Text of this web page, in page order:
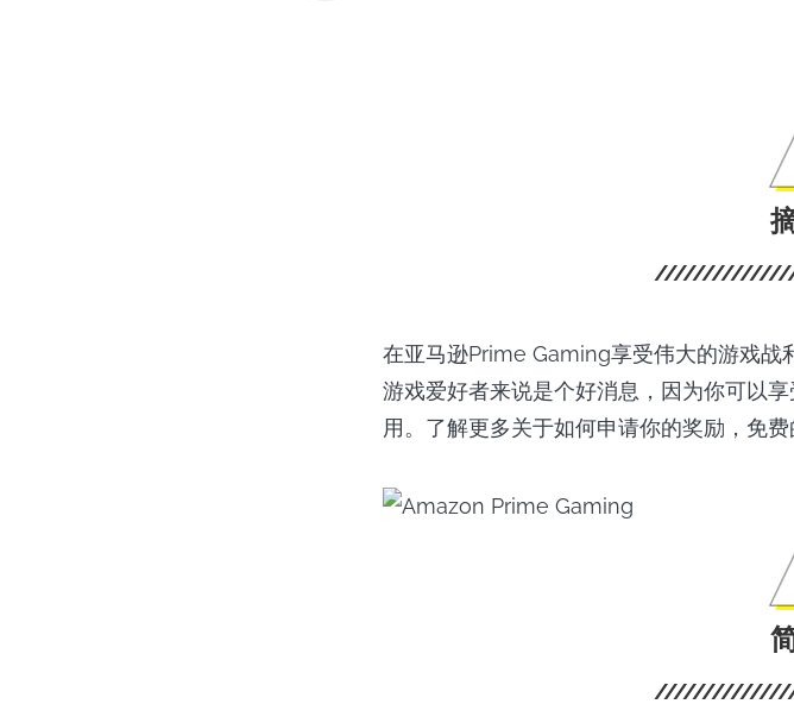
在亚马逊Prime Gaming享受伟大的游戏战
游戏爱好者来说是个好消息，因为你可以
用。了解更多关于如何申请你的奖励，免